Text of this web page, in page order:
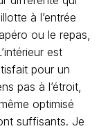
à l’entrée
ou le repas,
est
pour un
pas à l’étroit,
optimisé
suffisants. Je